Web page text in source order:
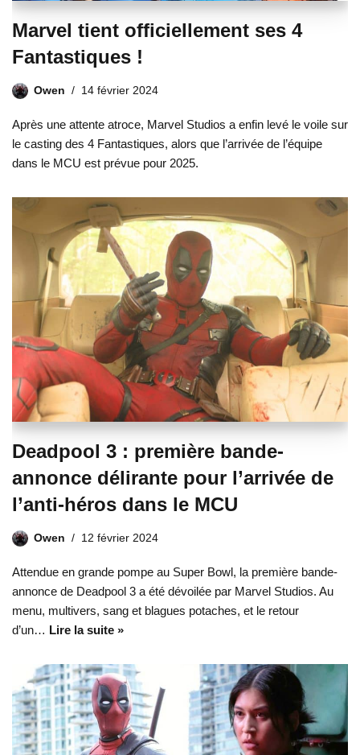
Marvel tient officiellement ses 4
Fantastiques !
Owen 14 février 2024
Après une attente atroce, Marvel Studios a enfin levé le voile sur
le casting des 4 Fantastiques, alors que l’arrivée de l’équipe
dans le MCU est prévue pour 2025.
Deadpool 3 : première bande-
annonce délirante pour l’arrivée de
l’anti-héros dans le MCU
Owen 12 février 2024
Attendue en grande pompe au Super Bowl, la première bande-
annonce de Deadpool 3 a été dévoilée par Marvel Studios. Au
menu, multivers, sang et blagues potaches, et le retour
d’un… Lire la suite »